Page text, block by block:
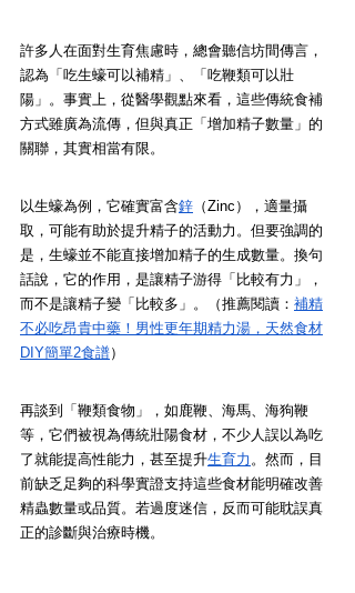
許多人在面對生育焦慮時，總會聽信坊間傳言，
認為「吃生蠔可以補精」、「吃鞭類可以壯
陽」。事實上，從醫學觀點來看，這些傳統食補
方式雖廣為流傳，但與真正「增加精子數量」的
關聯，其實相當有限。
以生蠔為例，它確實富含鋅 （Zinc），適量攝
取，可能有助於提升精子的活動力。但要強調的
是，生蠔並不能直接增加精子的生成數量。換句
話說，它的作用，是讓精子游得「比較有力」，
而不是讓精子變「比較多」。（推薦閱讀： 補精
不必吃昂貴中藥！男性更年期精力湯，天然食材
DIY簡單2食譜）
再談到「鞭類食物」，如鹿鞭、海馬、海狗鞭
等，它們被視為傳統壯陽食材，不少人誤以為吃
了就能提高性能力，甚至提升生育力 。然而，目
前缺乏足夠的科學實證支持這些食材能明確改善
精蟲數量或品質。若過度迷信，反而可能耽誤真
正的診斷與治療時機。